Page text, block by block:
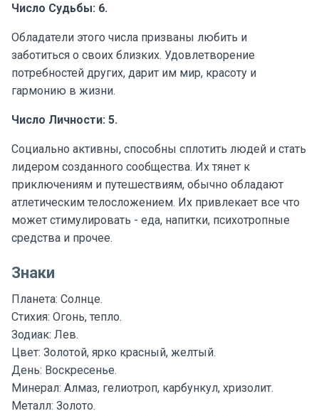
Число Судьбы: 6.
Обладатели этого числа призваны любить и
заботиться о своих близких. Удовлетворение
потребностей других, дарит им мир, красоту и
гармонию в жизни.
Число Личности: 5.
Социально активны, способны сплотить людей и стать
лидером созданного сообщества. Их тянет к
приключениям и путешествиям, обычно обладают
атлетическим телосложением. Их привлекает все что
может стимулировать - еда, напитки, психотропные
средства и прочее.
Знаки
Планета: Солнце.
Стихия: Огонь, тепло.
Зодиак: Лев.
Цвет: Золотой, ярко красный, желтый.
День: Воскресенье.
Минерал: Алмаз, гелиотроп, карбункул, хризолит.
Металл: Золото.